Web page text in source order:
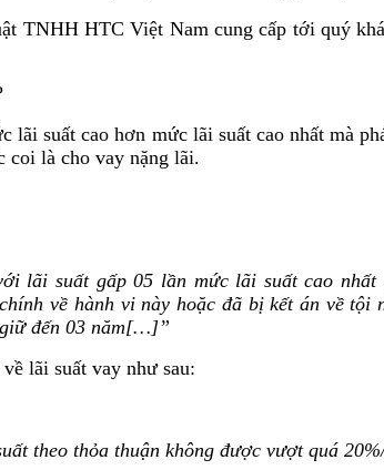
TNHH HTC Việt Nam cung cấp tới quý
lãi suất cao hơn mức lãi suất cao nhất mà
coi là cho vay nặng lãi.
lãi suất gấp 05 lần mức lãi suất cao
về hành vi này hoặc đã bị kết án về
giữ đến 03 năm[…]”
lãi suất vay như sau:
theo thỏa thuận không được vượt quá